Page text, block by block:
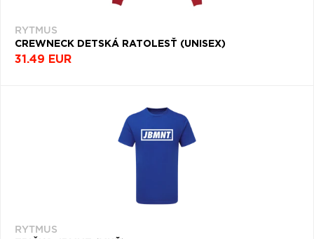
RYTMUS
CREWNECK DETSKÁ RATOLESŤ (UNISEX)
31.49 EUR
RYTMUS